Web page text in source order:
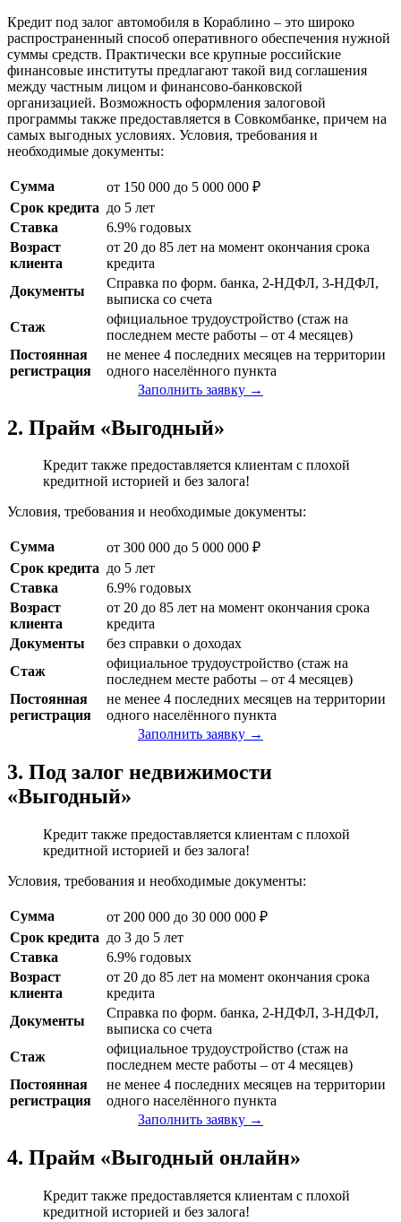
Кредит под залог автомобиля в Кораблино – это широко
распространенный способ оперативного обеспечения нужной
суммы средств. Практически все крупные российские
финансовые институты предлагают такой вид соглашения
между частным лицом и финансово-банковской
организацией. Возможность оформления залоговой
программы также предоставляется в Совкомбанке, причем на
самых выгодных условиях. Условия, требования и
необходимые документы:
Сумма
от 150 000 до 5 000 000 ₽
Срок кредита до 5 лет
Ставка
6.9% годовых
Возраст
клиента
от 20 до 85 лет на момент окончания срока
кредита
Документы
Справка по форм. банка, 2-НДФЛ, 3-НДФЛ,
выписка со счета
Стаж
официальное трудоустройство (стаж на
последнем месте работы – от 4 месяцев)
Постоянная
регистрация
не менее 4 последних месяцев на территории
одного населённого пункта
Заполнить заявку →
2. Прайм «Выгодный»
Кредит также предоставляется клиентам с плохой
кредитной историей и без залога!
Условия, требования и необходимые документы:
Сумма
от 300 000 до 5 000 000 ₽
Срок кредита до 5 лет
Ставка
6.9% годовых
Возраст
клиента
от 20 до 85 лет на момент окончания срока
кредита
Документы
без справки о доходах
Стаж
официальное трудоустройство (стаж на
последнем месте работы – от 4 месяцев)
Постоянная
регистрация
не менее 4 последних месяцев на территории
одного населённого пункта
Заполнить заявку →
3. Под залог недвижимости
«Выгодный»
Кредит также предоставляется клиентам с плохой
кредитной историей и без залога!
Условия, требования и необходимые документы:
Сумма
от 200 000 до 30 000 000 ₽
Срок кредита до 3 до 5 лет
Ставка
6.9% годовых
Возраст
клиента
от 20 до 85 лет на момент окончания срока
кредита
Документы
Справка по форм. банка, 2-НДФЛ, 3-НДФЛ,
выписка со счета
Стаж
официальное трудоустройство (стаж на
последнем месте работы – от 4 месяцев)
Постоянная
регистрация
не менее 4 последних месяцев на территории
одного населённого пункта
Заполнить заявку →
4. Прайм «Выгодный онлайн»
Кредит также предоставляется клиентам с плохой
кредитной историей и без залога!